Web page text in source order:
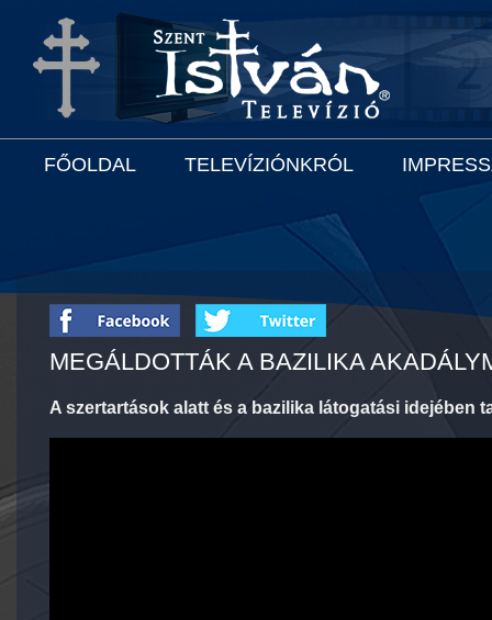
FŐOLDAL TELEVÍZIÓNKRÓL
MEGÁLDOTTÁK A BAZILIKA
A szertartások alatt és a bazilika látogatási idejében